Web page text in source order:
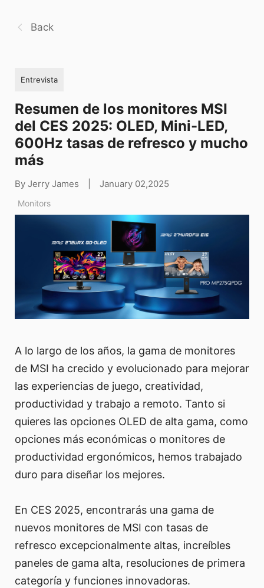
Back
Entrevista
Resumen de los monitores MSI
del CES 2025: OLED, Mini-LED,
600Hz tasas de refresco y mucho
más
By Jerry James January 02,2025
Monitors
A lo largo de los años, la gama de monitores
de MSI ha crecido y evolucionado para mejorar
las experiencias de juego, creatividad,
productividad y trabajo a remoto. Tanto si
quieres las opciones OLED de alta gama, como
opciones más económicas o monitores de
productividad ergonómicos, hemos trabajado
duro para diseñar los mejores.
En CES 2025, encontrarás una gama de
nuevos monitores de MSI con tasas de
refresco excepcionalmente altas, increíbles
paneles de gama alta, resoluciones de primera
categoría y funciones innovadoras.